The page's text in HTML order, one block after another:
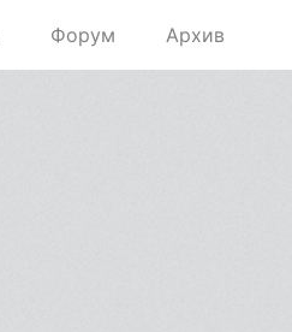
Форум Архив